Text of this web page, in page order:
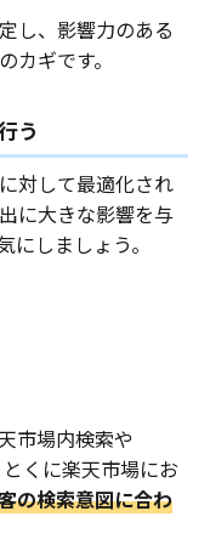
し、影響力のある
カギです。
う
対して最適化され
に大きな影響を与
しましょう。
市場内検索や
くに楽天市場にお
の検索意図に合わ